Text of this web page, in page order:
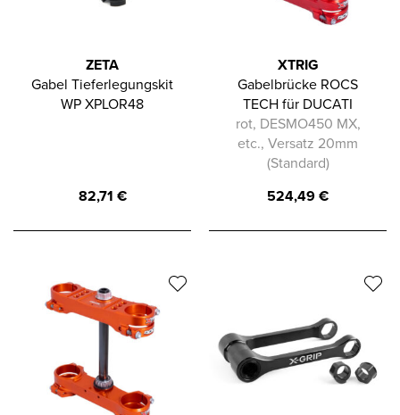
ZETA
Gabel Tieferlegungskit
WP XPLOR48
82,71 €
XTRIG
Gabelbrücke ROCS
TECH für DUCATI
rot, DESMO450 MX,
etc., Versatz 20mm
(Standard)
524,49€